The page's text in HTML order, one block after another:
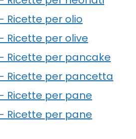
Ricette per olio
Ricette per olive
Ricette per pancake
Ricette per pancetta
Ricette per pane
Ricette per pane